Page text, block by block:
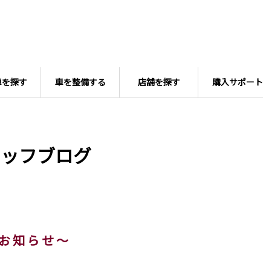
探す 車を整備する 店舗を探す 購入サポート
フブログ
知 ら せ ～